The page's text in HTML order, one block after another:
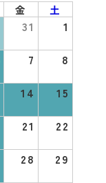
金 土
31
1
7
8
14
15
21
22
28
29